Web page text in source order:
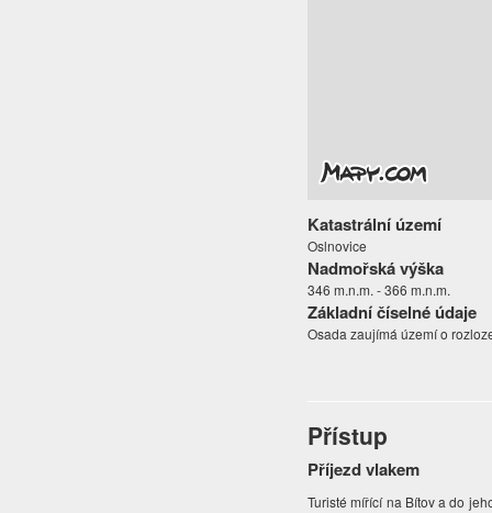
Katastrální území
Oslnovice
Nadmořská výška
346 m.n.m. - 366 m.n.m.
Základní číselné údaje
Osada zaujímá území o
Přístup
Příjezd vlakem
Turisté mířící na Bítov a do